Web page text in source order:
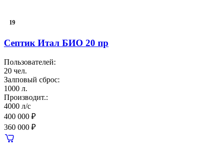
19
Септик Итал БИО 20 пр
Пользователей:
20 чел.
Залповый сброс:
1000 л.
Производит.:
4000 л/с
400 000 ₽
360 000 ₽